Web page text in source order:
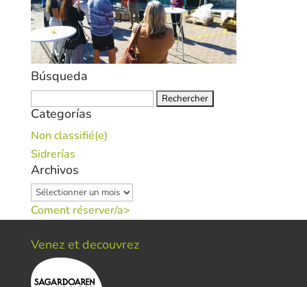
Búsqueda
Categorías
Non classifié(e)
Sidrerías
Archivos
Archivos
Coment réserver/a>
Venez et decouvrez